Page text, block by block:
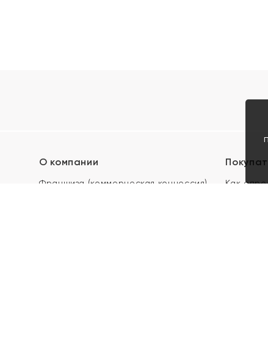
О компании
Франшиза (коммерческая концессия)
Как